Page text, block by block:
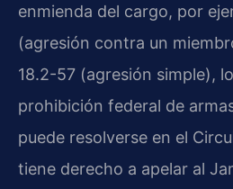
enmienda del cargo, por
(agresión contra un
18.2-57 (agresión simple),
prohibición federal de
puede resolverse en el
tiene derecho a apelar al